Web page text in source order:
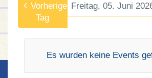
Vorheriger
Tag
Freitag, 05. Juni
Es wurden keine Events